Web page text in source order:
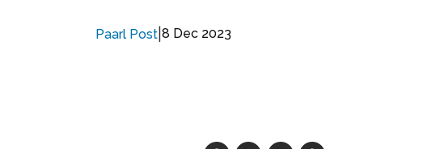
Paarl Post 8 Dec 2023